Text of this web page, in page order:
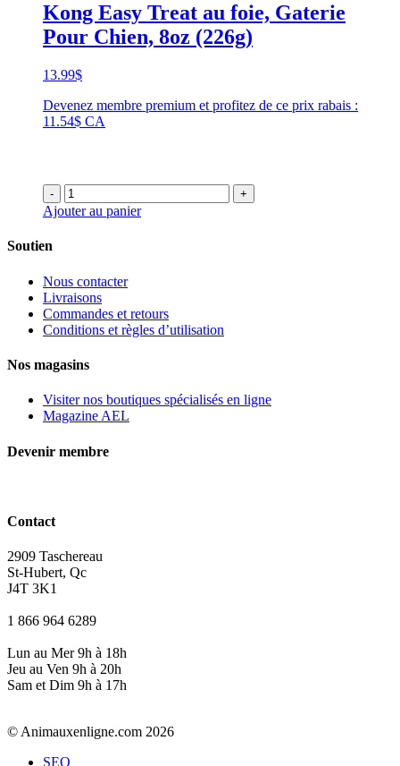
Kong Easy Treat au foie, Gaterie
Pour Chien, 8oz (226g)
13.99$
Devenez membre premium et profitez de ce prix rabais :
11.54$ CA
- +
Ajouter au panier
Soutien
Nous contacter
Livraisons
Commandes et retours
Conditions et règles d’utilisation
Nos magasins
Visiter nos boutiques spécialisés en ligne
Magazine AEL
Devenir membre
Contact
2909 Taschereau
St-Hubert, Qc
J4T 3K1
1 866 964 6289
Lun au Mer 9h à 18h
Jeu au Ven 9h à 20h
Sam et Dim 9h à 17h
© Animauxenligne.com 2026
SEO